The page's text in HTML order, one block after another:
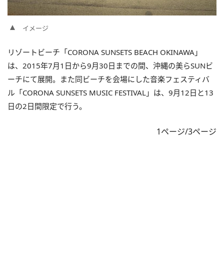
イメージ
リゾートビーチ「CORONA SUNSETS BEACH OKINAWA」
は、2015年7月1日から9月30日までの間、沖縄の美らSUNビ
ーチにて展開。また同ビーチを会場にした音楽フェスティバ
ル 「CORONA SUNSETS MUSIC FESTIVAL」は、9月12日と13
日の2日間限定で行う。
1ページ/3ページ